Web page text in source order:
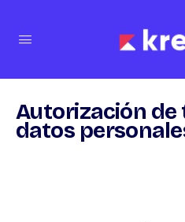
Autorización
datos